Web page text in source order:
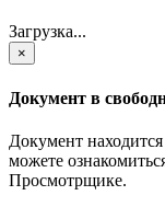
Загрузка...
×
Документ в
Документ
можете
Просмотрщике.